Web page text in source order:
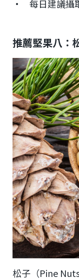
• 每日建議攝
推薦堅果八：
松子（Pine